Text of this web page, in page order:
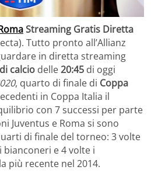
Streaming Gratis Diretta
Tutto pronto all’Allianz
in diretta streaming
calcio delle20:45 di oggi
, quarto di finale di Coppa
in Coppa Italia il
con 7 successi per parte
Juventus e Roma si sono
di finale del torneo: 3 volte
e 4 volte i
più recente nel 2014.